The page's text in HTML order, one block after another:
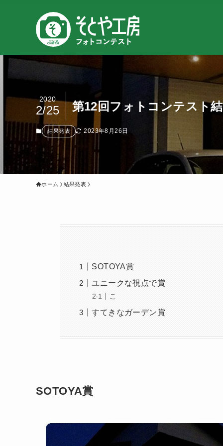
第12回フォトコンテスト
2020
2/25
結果発表 2023年8月26日
ホーム 結果発表
SOTOYA賞
ユニークな視点で賞
こ
すてきなガーデン賞
SOTOYA賞